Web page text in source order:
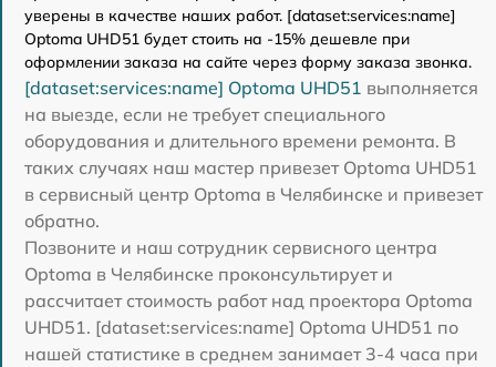
уверены в качестве наших работ. [dataset:services:name]
Optoma UHD51 будет стоить на -15% дешевле при
оформлении заказа на сайте через форму заказа звонка.
[dataset:services:name] Optoma UHD51 выполняется
на выезде, если не требует специального
оборудования и длительного времени ремонта. В
таких случаях наш мастер привезет Optoma UHD51
в сервисный центр Optoma в Челябинске и привезет
обратно.
Позвоните и наш сотрудник сервисного центра
Optoma в Челябинске проконсультирует и
рассчитает стоимость работ над проектора Optoma
UHD51. [dataset:services:name] Optoma UHD51 по
нашей статистике в среднем занимает 3-4 часа при